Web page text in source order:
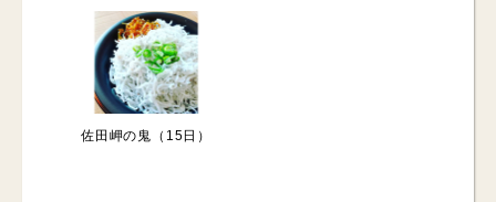
佐田岬の鬼（15日）